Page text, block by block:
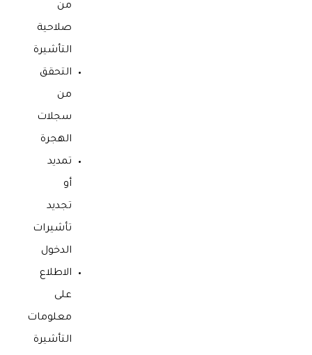
من
صلاحية
التأشيرة
التحقق
من
سجلات
الهجرة
تمديد
أو
تجديد
تأشيرات
الدخول
الاطلاع
على
معلومات
التأشيرة